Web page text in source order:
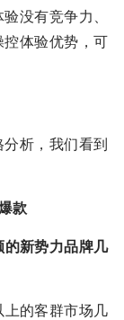
没有竞争力、
体验优势，可
析，我们看到
款
新势力品牌几
的客群市场几